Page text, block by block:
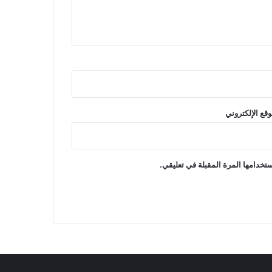
الإلكتروني
المرة المقبلة في تعليقي.